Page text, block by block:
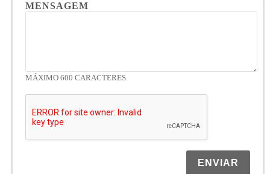
MENSAGEM
MÁXIMO 600 CARACTERES.
ENVIAR